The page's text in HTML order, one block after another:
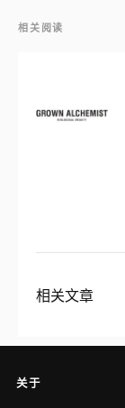
相关阅读
相关文章
关于